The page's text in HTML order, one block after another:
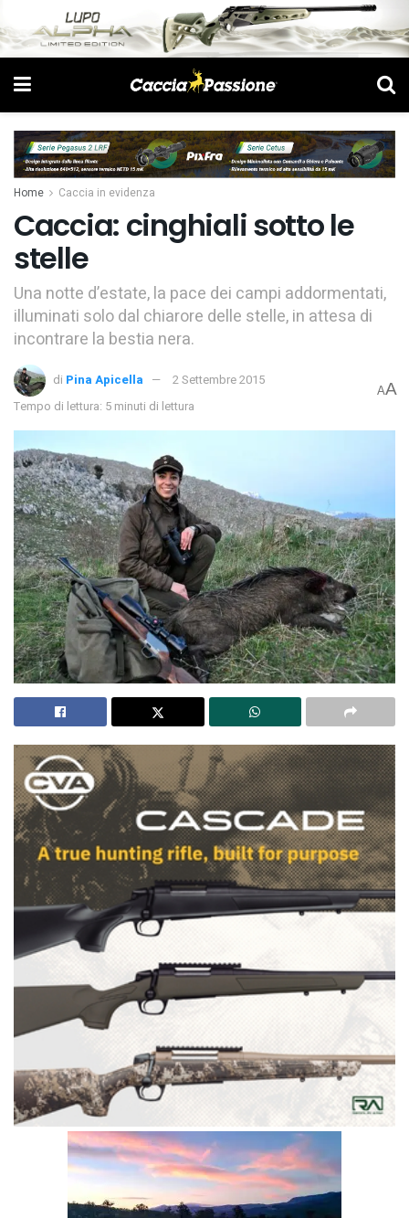
Home Caccia in evidenza
Caccia: cinghiali sotto le
stelle
Una notte d’estate, la pace dei campi addormentati,
illuminati solo dal chiarore delle stelle, in attesa di
incontrare la bestia nera.
di Pina Apicella
2 Settembre 2015
Tempo di lettura: 5 minuti di lettura
AA